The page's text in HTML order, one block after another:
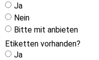
Ja
Nein
Bitte mit anbieten
Etiketten vorhanden?
Ja